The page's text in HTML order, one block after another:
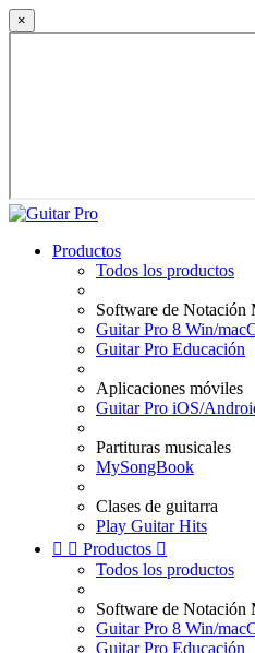
×
Productos
Todos los productos
Software de Notación
Guitar Pro 8 Win/
Guitar Pro Educación
Aplicaciones móviles
Guitar Pro iOS/
Partituras musicales
MySongBook
Clases de guitarra
Play Guitar Hits
  Productos 
Todos los productos
Software de Notación
Guitar Pro 8 Win/
Guitar Pro Educación